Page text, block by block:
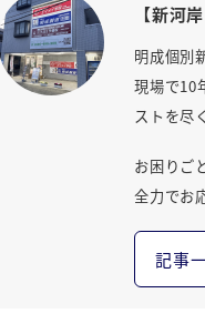
【新河
明成個別
現場で10
ストを尽
お困りご
全力でお
記事